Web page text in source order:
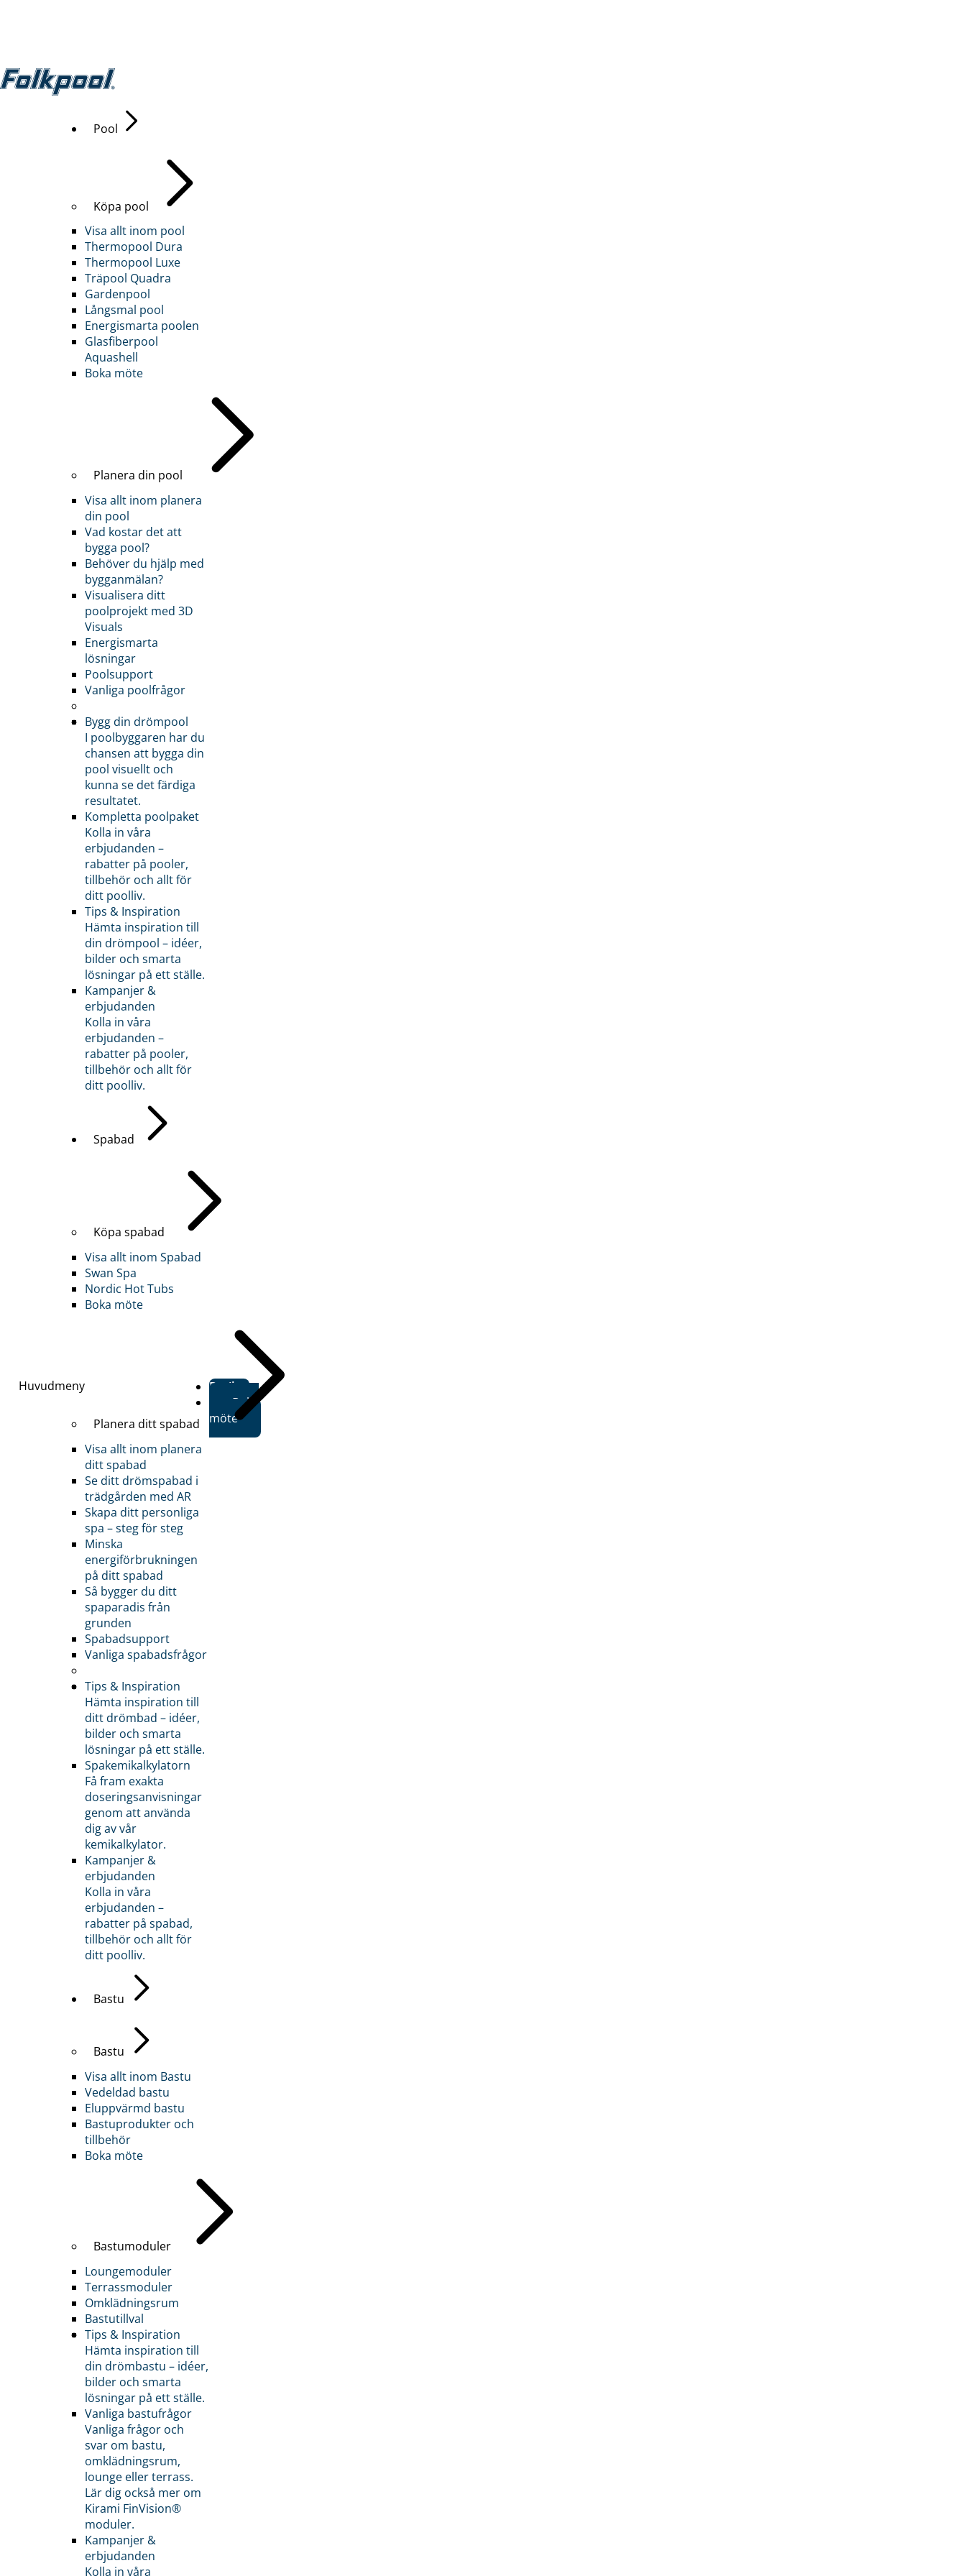
Huvudmeny
Pool
Köpa pool
Visa allt inom pool
Thermopool Dura
Thermopool Luxe
Träpool Quadra
Gardenpool
Långsmal pool
Energismarta poolen
Glasfiberpool
Aquashell
Boka möte
Planera din pool
Visa allt inom planera
din pool
Vad kostar det att
bygga pool?
Behöver du hjälp med
bygganmälan?
Visualisera ditt
poolprojekt med 3D
Visuals
Energismarta
lösningar
Poolsupport
Vanliga poolfrågor
Bygg din drömpool
I poolbyggaren har du
chansen att bygga din
pool visuellt och
kunna se det färdiga
resultatet.
Kompletta poolpaket
Kolla in våra
erbjudanden –
rabatter på pooler,
tillbehör och allt för
ditt poolliv.
Tips & Inspiration
Hämta inspiration till
din drömpool – idéer,
bilder och smarta
lösningar på ett ställe.
Kampanjer &
erbjudanden
Kolla in våra
erbjudanden –
rabatter på pooler,
tillbehör och allt för
ditt poolliv.
Spabad
Köpa spabad
Visa allt inom Spabad
Swan Spa
Nordic Hot Tubs
Boka möte
Planera ditt spabad
Visa allt inom planera
ditt spabad
Se ditt drömspabad i
trädgården med AR
Skapa ditt personliga
spa – steg för steg
Minska
energiförbrukningen
på ditt spabad
Så bygger du ditt
spaparadis från
grunden
Spabadsupport
Vanliga spabadsfrågor
Tips & Inspiration
Hämta inspiration till
ditt drömbad – idéer,
bilder och smarta
lösningar på ett ställe.
Spakemikalkylatorn
Få fram exakta
doseringsanvisningar
genom att använda
dig av vår
kemikalkylator.
Kampanjer &
erbjudanden
Kolla in våra
erbjudanden –
rabatter på spabad,
tillbehör och allt för
ditt poolliv.
Bastu
Bastu
Visa allt inom Bastu
Vedeldad bastu
Eluppvärmd bastu
Bastuprodukter och
tillbehör
Boka möte
Bastumoduler
Loungemoduler
Terrassmoduler
Omklädningsrum
Bastutillval
Tips & Inspiration
Hämta inspiration till
din drömbastu – idéer,
bilder och smarta
lösningar på ett ställe.
Vanliga bastufrågor
Vanliga frågor och
svar om bastu,
omklädningsrum,
lounge eller terrass.
Lär dig också mer om
Kirami FinVision®
moduler.
Kampanjer &
erbjudanden
Kolla in våra
Butiker
Boka
möte